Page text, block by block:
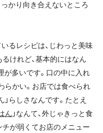
かり向き合えないところ
いるレシピは、じわっと美味
けれど、基本的にはなん
が多いです。口の中に入れ
らかい。お店では食べられ
」らしさなんです。たとえ
ん 」なんて、外じゃきっと食
が弱くてお店のメニュー